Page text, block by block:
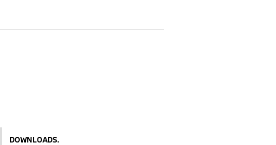
DOWNLOADS.